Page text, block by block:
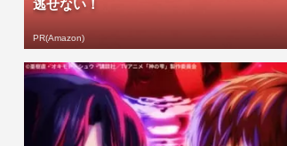
逃せない！
PR(Amazon)